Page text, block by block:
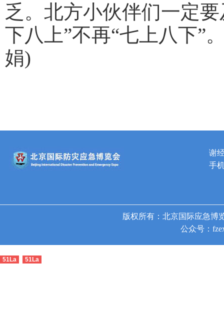
乏。北方小伙伴们一定
下八上”不再“七上八下”
娟)
谢
手
版权所有：北京国际应急博
公众号：
51La 51La